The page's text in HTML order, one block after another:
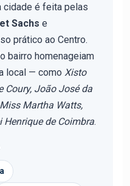
cidade é feita pelas
Sachs e
prático ao Centro.
bairro homenageiam
local — como Xisto
Coury, João José da
Martha Watts,
Henrique de Coimbra.